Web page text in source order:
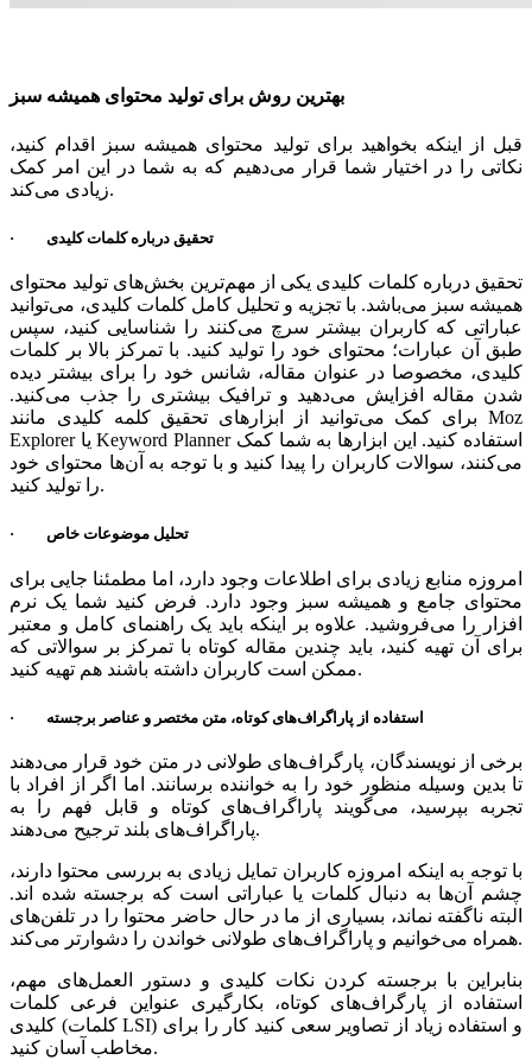
بهترین روش برای تولید محتوای همیشه سبز
قبل از اینکه بخواهید برای تولید محتوای همیشه سبز اقدام کنید،
نکاتی را در اختیار شما قرار می‌دهیم که به شما در این امر کمک
زیادی می‌کند.
· تحقیق درباره کلمات کلیدی
تحقیق درباره کلمات کلیدی یکی از مهم‌ترین بخش‌های تولید محتوای
همیشه سبز می‌باشد. با تجزیه و تحلیل کامل کلمات کلیدی، می‌توانید
عباراتی که کاربران بیشتر سرچ می‌کنند را شناسایی کنید، سپس
طبق آن عبارات؛ محتوای خود را تولید کنید. با تمرکز بالا بر کلمات
کلیدی، مخصوصا در عنوان مقاله، شانس خود را برای بیشتر دیده
شدن مقاله افزایش می‌دهید و ترافیک بیشتری را جذب می‌کنید.
برای کمک می‌توانید از ابزارهای تحقیق کلمه کلیدی مانند Moz
Explorer یا Keyword Planner استفاده کنید. این ابزارها به شما کمک
می‌کنند، سوالات کاربران را پیدا کنید و با توجه به آن‌ها محتوای خود
را تولید کنید.
· تحلیل موضوعات خاص
امروزه منابع زیادی برای اطلاعات وجود دارد، اما مطمئنا جایی برای
محتوای جامع و همیشه سبز وجود دارد. فرض کنید شما یک نرم
افزار را می‌فروشید. علاوه بر اینکه باید یک راهنمای کامل و معتبر
برای آن تهیه کنید، باید چندین مقاله کوتاه با تمرکز بر سوالاتی که
ممکن است کاربران داشته باشند هم تهیه کنید.
· استفاده از پاراگراف‌های کوتاه، متن مختصر و عناصر برجسته
برخی از نویسندگان، پارگراف‌های طولانی در متن خود قرار می‌دهند
تا بدین وسیله منظور خود را به خواننده برسانند. اما اگر از افراد با
تجربه بپرسید، می‌گویند پاراگراف‌های کوتاه و قابل فهم را به
پاراگراف‌های بلند ترجیح می‌دهند.
با توجه به اینکه امروزه کاربران تمایل زیادی به بررسی محتوا دارند،
چشم آن‌ها به دنبال کلمات یا عباراتی است که برجسته شده اند.
البته ناگفته نماند، بسیاری از ما در حال حاضر محتوا را در تلفن‌های
همراه می‌خوانیم و پاراگراف‌های طولانی خواندن را دشوار‌تر می‌کند.
بنابراین با برجسته کردن نکات کلیدی و دستور العمل‌های مهم،
استفاده از پارگراف‌های کوتاه، بکارگیری عنواین فرعی کلمات
کلیدی (کلمات LSI) و استفاده زیاد از تصاویر سعی کنید کار را برای
مخاطب آسان کنید.